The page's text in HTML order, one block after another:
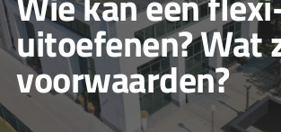
uitoefenen? Wat
voorwaarden?